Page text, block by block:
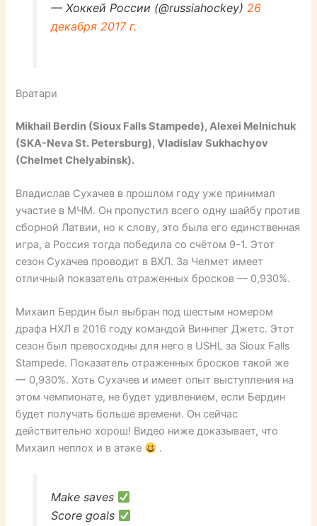
— Хоккей России (@russiahockey) 26
декабря 2017 г.
Вратари
Mikhail Berdin (Sioux Falls Stampede), Alexei Melnichuk
(SKA-Neva St. Petersburg), Vladislav Sukhachyov
(Chelmet Chelyabinsk).
Владислав Сухачев в прошлом году уже принимал
участие в МЧМ. Он пропустил всего одну шайбу против
сборной Латвии, но к слову, это была его единственная
игра, а Россия тогда победила со счётом 9-1. Этот
сезон Сухачев проводит в ВХЛ. За Челмет имеет
отличный показатель отраженных бросков — 0,930%.
Михаил Бердин был выбран под шестым номером
драфа НХЛ в 2016 году командой Виннпег Джетс. Этот
сезон был превосходны для него в USHL за Sioux Falls
Stampede. Показатель отраженных бросков такой же
— 0,930%. Хоть Сухачев и имеет опыт выступления на
этом чемпионате, не будет удивлением, если Бердин
будет получать больше времени. Он сейчас
действительно хорош! Видео ниже доказывает, что
Михаил неплох и в атаке
.
Make saves
Score goals